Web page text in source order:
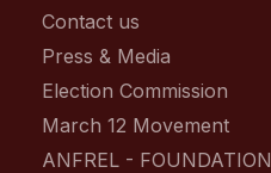
Contact us
Press & Media
Election Commission
March 12 Movement
ANFREL - FOUNDATION